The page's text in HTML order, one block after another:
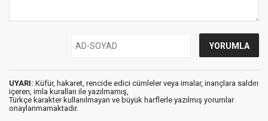
UYARI: Küfür, hakaret, rencide edici cümleler veya imalar, inançlara saldırı
içeren, imla kuralları ile yazılmamış,
Türkçe karakter kullanılmayan ve büyük harflerle yazılmış yorumlar
onaylanmamaktadır.